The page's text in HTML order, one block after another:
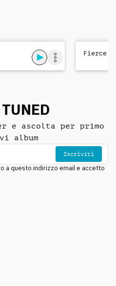
Fierce
e ascolta per primo
album
Iscriviti
a questo indirizzo email e accetto